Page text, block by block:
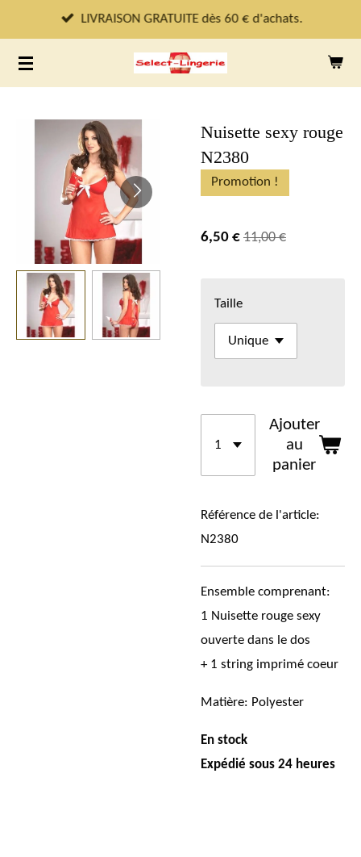
au
contenu
principal
LIVRAISON GRATUITE dès 60 € d'achats.
Nuisette sexy rouge
N2380
Promotion !
6,50 € 11,00 €
Taille
Ajouter
au
panier
Référence de l'article:
N2380
Ensemble comprenant:
1 Nuisette rouge sexy
ouverte dans le dos
+ 1 string imprimé coeur
Matière: Polyester
En stock
Expédié sous 24 heures